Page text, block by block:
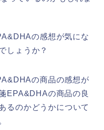
の感想が気にな
しょうか？
の商品の感想が
EPA&DHAの商品の良
るのかどうかについて